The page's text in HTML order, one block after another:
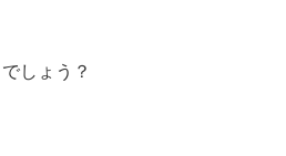
しょう？